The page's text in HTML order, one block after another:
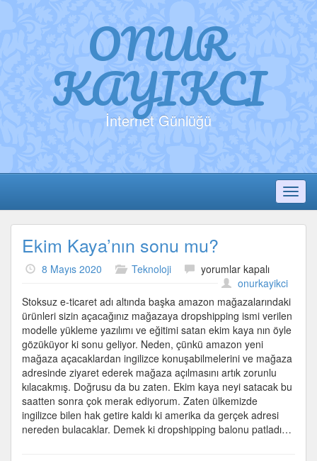
ONUR
KAYIKCI
İnternet Günlüğü
Ekim Kaya’nın sonu mu?
8 Mayıs 2020 Teknoloji
Ekim
Kaya’nın
sonu
mu?
için
yorumlar kapalı
onurkayikci
Stoksuz e-ticaret adı altında başka amazon mağazalarındaki
ürünleri sizin açacağınız mağazaya dropshipping ismi verilen
modelle yükleme yazılımı ve eğitimi satan ekim kaya nın öyle
gözüküyor ki sonu geliyor. Neden, çünkü amazon yeni
mağaza açacaklardan ingilizce konuşabilmelerini ve mağaza
adresinde ziyaret ederek mağaza açılmasını artık zorunlu
kılacakmış. Doğrusu da bu zaten. Ekim kaya neyi satacak bu
saatten sonra çok merak ediyorum. Zaten ülkemizde
ingilizce bilen hak getire kaldı ki amerika da gerçek adresi
nereden bulacaklar. Demek ki dropshipping balonu patladı…